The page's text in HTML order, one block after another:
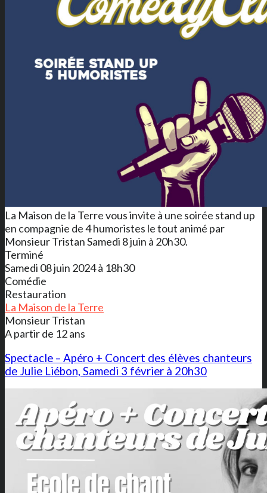
La Maison de la Terre vous invite à une soirée stand up
en compagnie de 4 humoristes le tout animé par
Monsieur Tristan Samedi 8 juin à 20h30.
Terminé
Samedi 08 juin 2024 à 18h30
Comédie
Restauration
La Maison de la Terre
Monsieur Tristan
A partir de 12 ans
Spectacle – Apéro + Concert des élèves chanteurs
de Julie Liébon, Samedi 3 février à 20h30